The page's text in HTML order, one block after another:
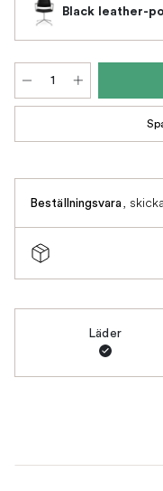
Black leather-
Beställningsvara,
Läder